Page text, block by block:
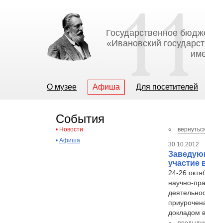
Государственное
«Ивановский
О музее Афиша Для посетителей
События
• Новости
• Афиша
«
30.10.2012
участие
24-26
научно-
докладом